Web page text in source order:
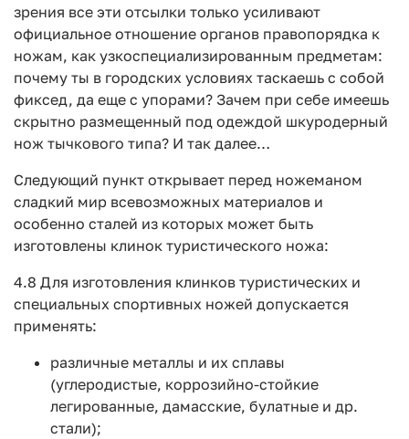
зрения все эти отсылки только усиливают
официальное отношение органов правопорядка к
ножам, как узкоспециализированным предметам:
почему ты в городских условиях таскаешь с собой
фиксед, да еще с упорами? Зачем при себе имеешь
скрытно размещенный под одеждой шкуродерный
нож тычкового типа? И так далее…
Следующий пункт открывает перед ножеманом
сладкий мир всевозможных материалов и
особенно сталей из которых может быть
изготовлены клинок туристического ножа:
4.8 Для изготовления клинков туристических и
специальных спортивных ножей допускается
применять:
различные металлы и их сплавы
(углеродистые, коррозийно-стойкие
легированные, дамасские, булатные и др.
стали);